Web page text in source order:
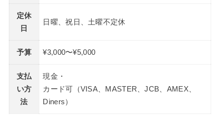
定休
日
日曜、祝日、土曜不定休
予算 ¥3,000〜¥5,000
支払
い方
法
現金・
カード可（VISA、MASTER、JCB、AMEX、
Diners）